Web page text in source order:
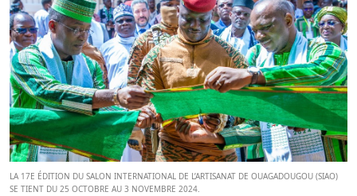
LA 17E ÉDITION DU SALON INTERNATIONAL DE L’ARTISANAT DE OUAGADOUGOU (SIAO)
SE TIENT DU 25 OCTOBRE AU 3 NOVEMBRE 2024.